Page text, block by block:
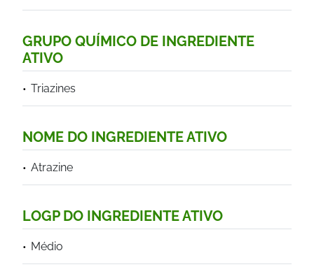
GRUPO QUÍMICO DE INGREDIENTE
ATIVO
Triazines
NOME DO INGREDIENTE ATIVO
Atrazine
LOGP DO INGREDIENTE ATIVO
Médio